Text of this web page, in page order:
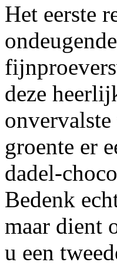
Het eerste
deze
groente er
dadel-
Bedenk
maar dient
u een